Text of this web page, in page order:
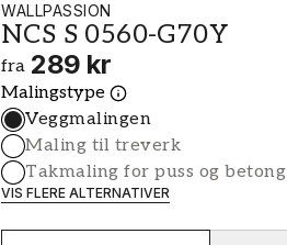
WALLPASSION
NCS S 0560-G70Y
fra 289 kr
Malingstype
Veggmalingen
Maling til treverk
Takmaling for puss og betong
VIS FLERE ALTERNATIVER